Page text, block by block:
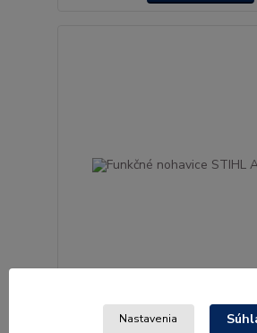
Funkčné nohavice STIHL ADVANCE
Nastavenia